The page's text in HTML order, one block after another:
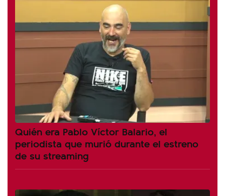
Quién era Pablo Víctor Balario, el
periodista que murió durante el estreno
de su streaming